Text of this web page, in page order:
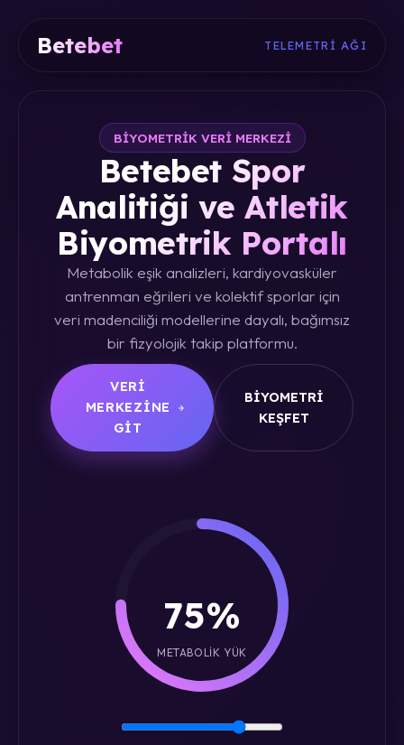
Betebet TELEMETRI AĞI
BIYOMETRIK VERI MERKEZI
Betebet Spor
Analitiği ve Atletik
Biyometrik Portalı
Metabolik eşik analizleri, kardiyovasküler
antrenman eğrileri ve kolektif sporlar için
veri madenciliği modellerine dayalı, bağımsız
bir fizyolojik takip platformu.
VERI
MERKEZINE
GIT
BIYOMETRI
KEŞFET
75%
METABOLIK YÜK